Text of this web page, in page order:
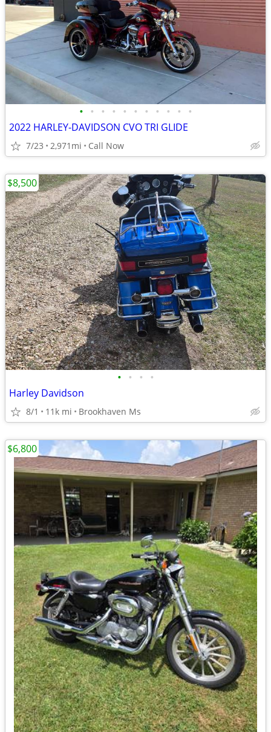
• • • • • • • • • • •
2022 HARLEY-DAVIDSON CVO TRI GLIDE
7/23 2,971mi Call Now
• • • •
Harley Davidson
8/1 11k mi Brookhaven Ms
$8,500
$6,800